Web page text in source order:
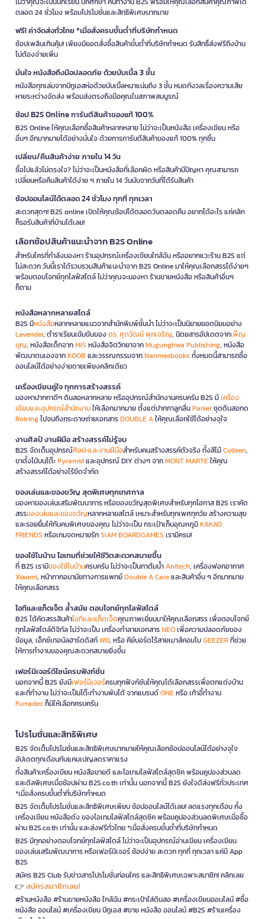
ตลอด 24 ชั่วโมง พร้อมโปรโมชั่นและสิทธิพิเศษมากมาย
ฟรี! ค่าจัดส่งทั่วไทย *เมื่อสั่งครบขั้นต่ำที่บริษัทกำหนด
ช้อปเพลินเกินคุ้ม! เพียงมียอดสั่งซื้อสินค้าขั้นต่ำที่บริษัทกำหนด รับสิทธิ์ส่งฟรีถึงบ้าน
ไม่ต้องจ่ายเพิ่ม
มั่นใจ หนังสือถึงมือปลอดภัย ด้วยบับเบิ้ล 3 ชั้น
หนังสือทุกเล่มจากบีทูเอสห่อด้วยบับเบิ้ลหนาแน่นถึง 3 ชั้น หมดกังวลเรื่องความเสีย
หายระหว่างจัดส่ง พร้อมส่งตรงถึงมือคุณในสภาพสมบูรณ์
ช้อป B2S Online การันตีสินค้าของแท้ 100%
B2S Online ให้คุณเลือกซื้อสินค้าหลากหลาย ไม่ว่าจะเป็นหนังสือ เครื่องเขียน หรือ
อื่นๆ อีกมากมายได้อย่างมั่นใจ ด้วยการการันตีสินค้าของแท้ 100% ทุกชิ้น
เปลี่ยน/คืนสินค้าง่าย ภายใน 14 วัน
ซื้อไปแล้วไม่ตรงใจ? ไม่ว่าจะเป็นหนังสือที่เลือกผิด หรือสินค้ามีปัญหา คุณสามารถ
เปลี่ยนหรือคืนสินค้าได้ง่าย ๆ ภายใน 14 วันนับจากวันที่ได้รับสินค้า
ช้อปออนไลน์ได้ตลอด 24 ชั่วโมง ทุกที่ ทุกเวลา
สะดวกสุดๆ! B2S online เปิดให้คุณช้อปได้ตลอดวันตลอดคืน อยากได้อะไร แค่คลิก
ก็รอรับสินค้าที่บ้านได้เลย!
เลือกช้อปสินค้าแนะนำจาก B2S Online
สำหรับใครที่กำลังมองหา ร้านอุปกรณ์เครื่องเขียนใกล้ฉัน หรืออยากแวะร้าน B2S แต่
ไม่สะดวก วันนี้เราได้รวบรวมสินค้าแนะนำจาก B2S Online มาให้คุณเลือกสรรได้ง่ายๆ
พร้อมตอบโจทย์ทุกไลฟ์สไตล์ ไม่ว่าคุณจะมองหา ร้านขายหนังสือ หรือสินค้าอื่นๆ
ก็ตาม
หนังสือหลากหลายสไตล์
B2S มีหนังสือหลากหลายแนวจากสำนักพิมพ์ชั้นนำ ไม่ว่าจะเป็นนิยายยอดนิยมอย่าง
Lavender, ตำราเรียนเข้มข้นของดร. ศุภวัฒน์ พุกเจริญ, นิตยสารอัปเดตจากเพ็ญ
บุญ, หนังสือเด็กจากMIS หนังสือจิตวิทยาจากMugunghwa Publishing, หนังสือ
พัฒนาตนเองจากKOOB และวรรณกรรมจากNanmeebooks ทั้งหมดนี้สามารถซื้อ
ออนไลน์ได้อย่างง่ายดายเพียงคลิกเดียว
เครื่องเขียนคู่ใจ ทุกการสร้างสรรค์
มองหาปากกาดีๆ ดินสอหลากหลาย หรืออุปกรณ์สำนักงานครบครัน B2S มีเครื่อง
เขียนและอุปกรณ์สำนักงานให้เลือกมากมาย ตั้งแต่ปากกาลูกลื่นParkerชุดดินสอกด
Rotringไปจนถึงกระดาษถ่ายเอกสารDOUBLE Aให้คุณเลือกใช้ได้อย่างจุใจ
งานศิลป์ งานฝีมือ สร้างสรรค์ไม่รู้จบ
B2S จัดเต็มอุปกรณ์ศิลปะและงานฝีมือสำหรับคนสร้างสรรค์ตัวจริง ทั้งสีไม้Colleen,
ขาตั้งไม้บนโต๊ะPyramidและอุปกรณ์ DIY ต่างๆ จากMONT MARTEให้คุณ
สร้างสรรค์ได้อย่างไร้ขีดจำกัด
ของเล่นและของขวัญ สุดพิเศษทุกเทศกาล
มองหาของเล่นเสริมพัฒนาการ หรือของขวัญสุดพิเศษสำหรับทุกโอกาส B2S เราคัด
สรรของเล่นและของขวัญหลากหลายสไตล์ เหมาะสำหรับทุกเพศทุกวัย สร้างความสุข
และรอยยิ้มให้กับคนพิเศษของคุณ ไม่ว่าจะเป็น กระเป๋าเก็บอุณหภูมิKAKAO
FRIENDS หรือเกมจดหมายรักSIAM BOARDGAMES เรามีครบ!
ของใช้ในบ้าน ไอเทมที่ช่วยให้ชีวิตสะดวกสบายขึ้น
ที่ B2S เรามีของใช้ในบ้านครบครัน ไม่ว่าจะเป็นกาต้มน้ำAnitech, เครื่องฟอกอากาศ
Xiaomi, หน้ากากอนามัยทางการแพทย์Double A Careและสินค้าอื่น ๆ อีกมากมาย
ให้คุณเลือกสรร
ไอทีและแก็ดเจ็ต ล้ำสมัย ตอบโจทย์ทุกไลฟ์สไตล์
B2S ได้คัดสรรสินค้าไอทีและแก็ดเจ็ตคุณภาพเยี่ยมมาให้คุณเลือกสรร เพื่อตอบโจทย์
ทุกไลฟ์สไตล์ดิจิทัล ไม่ว่าจะเป็น เครื่องทำลายเอกสารNEOเพื่อความปลอดภัยของ
ข้อมูล, เอ็กซ์เทอนัลฮาร์ดดิสก์WD, หรือ คีย์บอร์ดไร้สายเมาส์คอมโบGEEZERที่ช่วย
ให้การทำงานของคุณสะดวกสบายยิ่งขึ้น
เฟอร์นิเจอร์ดีไซน์ครบฟังก์ชั่น
นอกจากนี้ B2S ยังมีเฟอร์นิเจอร์ครบทุกฟังก์ชันให้คุณได้เลือกสรรเพื่อตกแต่งบ้าน
และที่ทำงาน ไม่ว่าจะเป็นโต๊ะทำงานพับได้ จากแบรนด์ONEหรือ เก้าอี้ทำงาน
Furradecก็มีให้เลือกครบครัน
โปรโมชั่นและสิทธิพิเศษ
B2S จัดเต็มโปรโมชั่นและสิทธิพิเศษมากมายให้คุณเลือกช้อปออนไลน์ได้อย่างจุใจ
อัปเดตทุกเดือนกับแคมเปญลดราคาแรง
ทั้งสินค้าเครื่องเขียน หนังสือขายดี และไอเทมไลฟ์สไตล์สุดชิค พร้อมคูปองส่วนลด
และดีลพิเศษเมื่อช้อปผ่าน B2S.co.th เท่านั้น นอกจากนี้ B2S ยังใจดีส่งฟรีทั่วประเทศ
*เมื่อสั่งครบขั้นต่ำที่บริษัทกำหนด
B2S จัดเต็มโปรโมชั่นและสิทธิพิเศษเพียบ ช้อปออนไลน์ได้เลย! ลดแรงทุกเดือน ทั้ง
เครื่องเขียน หนังสือดัง ของไอเทมไลฟ์สไตล์สุดชิค พร้อมคูปองส่วนลดพิเศษเมื่อซื้อ
ผ่าน B2S.co.th เท่านั้น และส่งฟรีทั่วไทย *เมื่อสั่งครบขั้นต่ำที่บริษัทกำหนด
B2S มีทุกอย่างตอบโจทย์ทุกไลฟ์สไตล์ ไม่ว่าจะเป็นอุปกรณ์อ่านเขียน เครื่องเขียน
ของเล่นเสริมพัฒนาการ หรือเฟอร์นิเจอร์ ช้อปง่าย สะดวก ทุกที่ ทุกเวลา แค่มี App
B2S
สมัคร B2S Club รับข่าวสารโปรโมชั่นก่อนใคร และสิทธิพิเศษเฉพาะสมาชิก! คลิกเลย
👉 สมัครสมาชิกเลย!
#ร้านหนังสือ #ร้านขายหนังสือ ใกล้ฉัน #กระเป๋าใส่ดินสอ #เครื่องเขียนออนไลน์ #ซื้อ
หนังสือ ออนไลน์ #เครื่องเขียน บีทูเอส #ขาย หนังสือ ออนไลน์ #B2S #ร้านเครื่อง